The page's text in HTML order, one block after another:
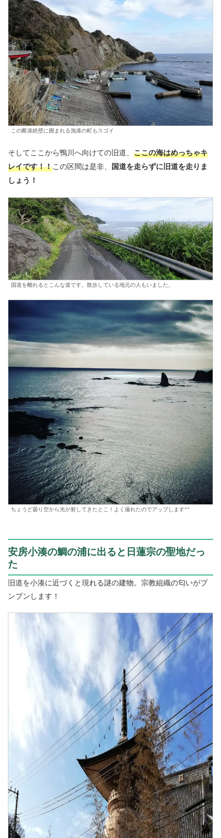
この断崖絶壁に囲まれる漁港の町もスゴイ
そしてここから鴨川へ向けての旧道、 ここの海はめっちゃキ
レイです！！この区間は是非、 国道を走らずに旧道を走りま
しょう！
国道を離れるとこんな道です。散歩している地元の人もいました。
ちょうど曇り空から光が射してきたとこ！よく撮れたのでアップします^^
安房小湊の鯛の浦に出ると日蓮宗の聖地だっ
た
旧道を小湊に近づくと現れる謎の建物。宗教組織の匂いがプ
ンプンします！